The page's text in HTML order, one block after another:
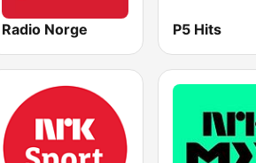
Radio Norge P5 Hits